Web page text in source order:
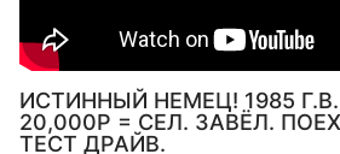
ИСТИННЫЙ НЕМЕЦ! 1985
20,000Р = СЕЛ. ЗАВЁЛ.
ТЕСТ ДРАЙВ.